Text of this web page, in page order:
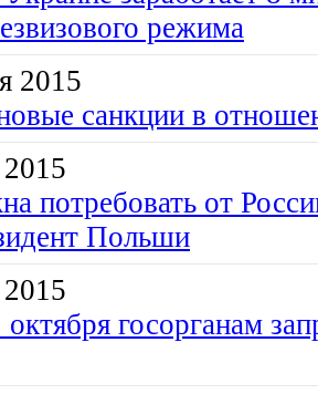
режима
2015
санкции в
потребовать от
Польши
госорганам